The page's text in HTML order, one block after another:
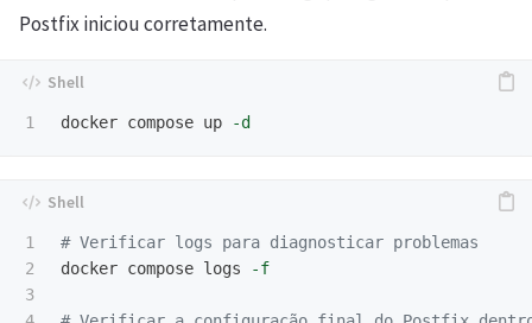
Postfix iniciou corretamente.
docker compose up -d
1
2
3
# Verificar logs para diagnosticar problemas
docker compose logs
-f